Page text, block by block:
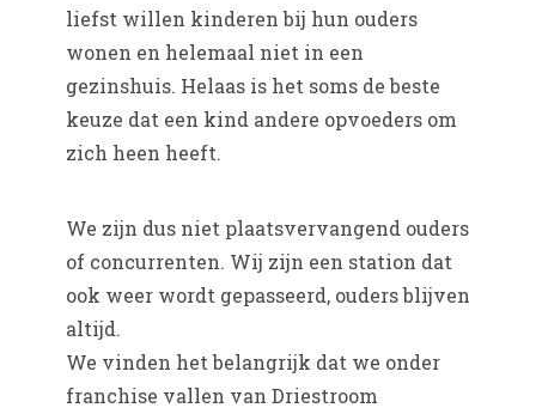
liefst willen kinderen bij hun ouders
wonen en helemaal niet in een
gezinshuis. Helaas is het soms de beste
keuze dat een kind andere opvoeders om
zich heen heeft.
We zijn dus niet plaatsvervangend ouders
of concurrenten. Wij zijn een station dat
ook weer wordt gepasseerd, ouders blijven
altijd.
We vinden het belangrijk dat we onder
franchise vallen van Driestroom